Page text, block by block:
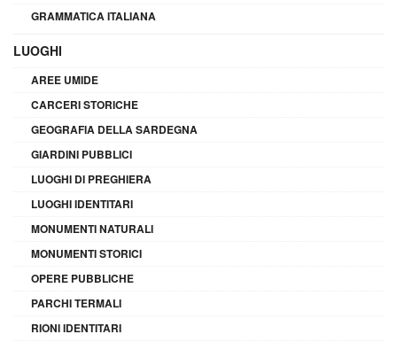
GRAMMATICA ITALIANA
LUOGHI
AREE UMIDE
CARCERI STORICHE
GEOGRAFIA DELLA SARDEGNA
GIARDINI PUBBLICI
LUOGHI DI PREGHIERA
LUOGHI IDENTITARI
MONUMENTI NATURALI
MONUMENTI STORICI
OPERE PUBBLICHE
PARCHI TERMALI
RIONI IDENTITARI